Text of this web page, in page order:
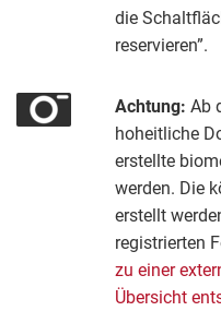
die
reservieren”.
Achtung: Ab
hoheitliche
erstellte
werden. Die
erstellt
registrierten
zu einer
Übersicht